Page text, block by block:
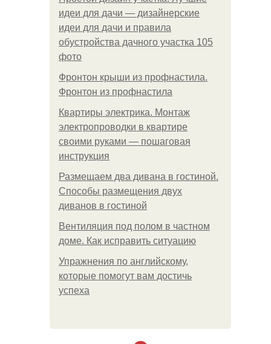
идеи для дачи — дизайнерские
идеи для дачи и правила
обустройства дачного участка 105
фото
Фронтон крыши из профнастила.
Фронтон из профнастила
Квартиры электрика. Монтаж
электропроводки в квартире
своими руками — пошаговая
инструкция
Размещаем два дивана в гостиной.
Способы размещения двух
диванов в гостиной
Вентиляция под полом в частном
доме. Как исправить ситуацию
Упражнения по английскому,
которые помогут вам достичь
успеха